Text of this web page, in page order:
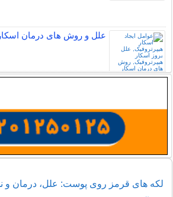
علل و روش های درمان
لکه های قرمز روی پوست: علل، درمان و